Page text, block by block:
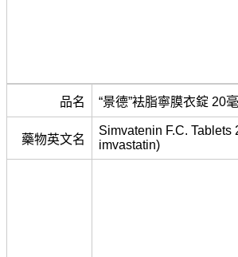
品名 “景德”袪脂寧膜衣錠 20
藥物英文名
Simvatenin F.C. Tablets
imvastatin)